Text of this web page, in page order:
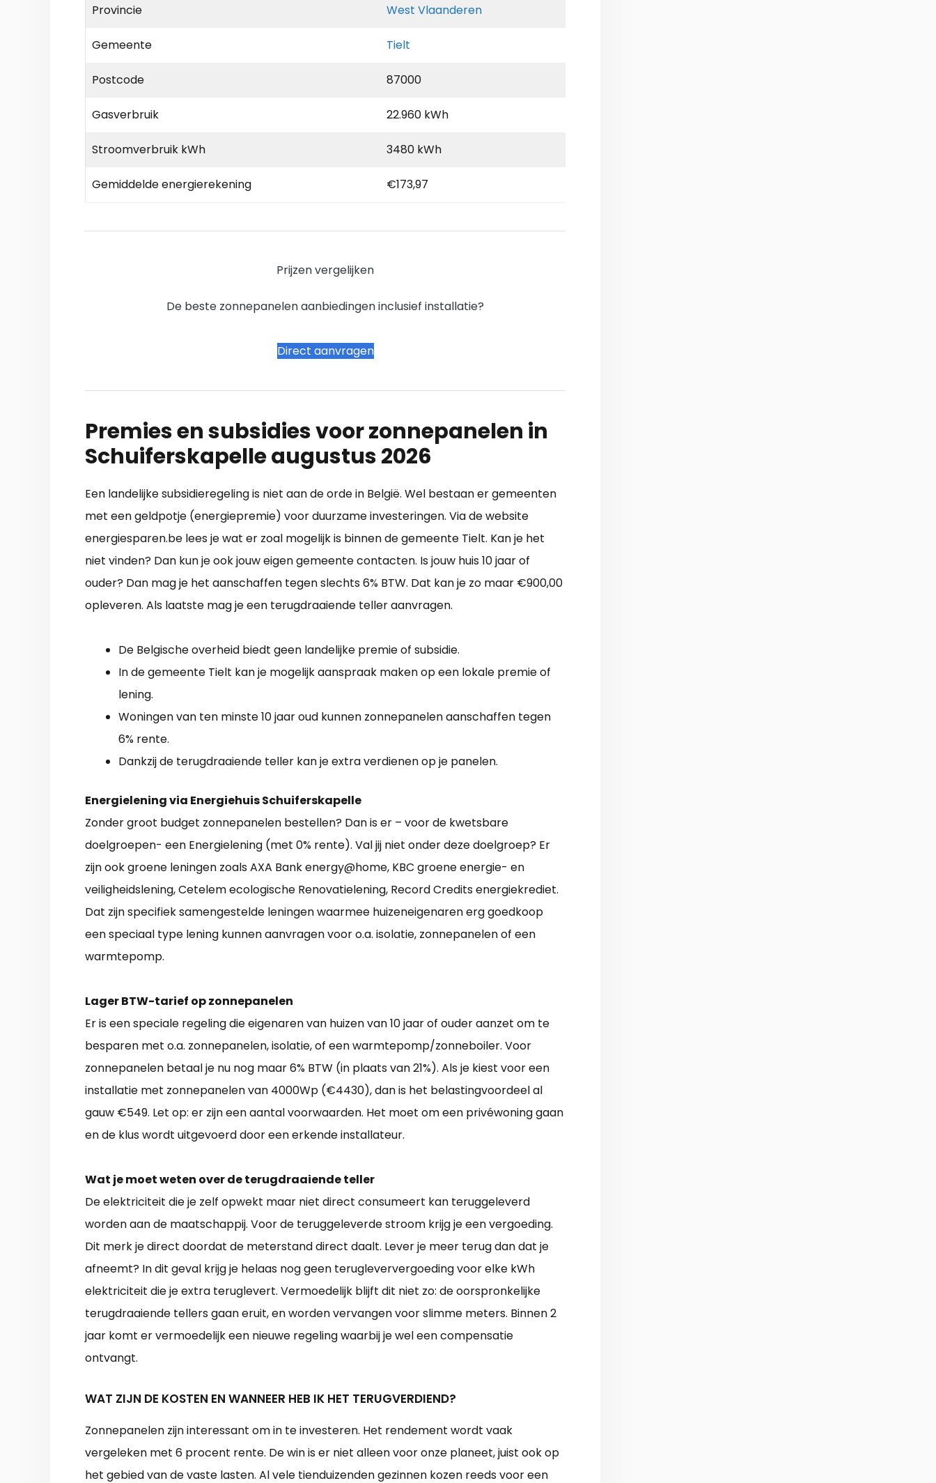
Provincie West Vlaanderen
Gemeente Tielt
Postcode 87000
Gasverbruik 22.960 kWh
Stroomverbruik kWh 3480 kWh
Gemiddelde energierekening €173,97
Prijzen vergelijken
De beste zonnepanelen aanbiedingen inclusief installatie?
Direct aanvragen
Premies en subsidies voor zonnepanelen in
Schuiferskapelle augustus 2026
Een landelijke subsidieregeling is niet aan de orde in België. Wel bestaan er gemeenten
met een geldpotje (energiepremie) voor duurzame investeringen. Via de website
energiesparen.be lees je wat er zoal mogelijk is binnen de gemeente Tielt. Kan je het
niet vinden? Dan kun je ook jouw eigen gemeente contacten. Is jouw huis 10 jaar of
ouder? Dan mag je het aanschaffen tegen slechts 6% BTW. Dat kan je zo maar €900,00
opleveren. Als laatste mag je een terugdraaiende teller aanvragen.
De Belgische overheid biedt geen landelijke premie of subsidie.
In de gemeente Tielt kan je mogelijk aanspraak maken op een lokale premie of
lening.
Woningen van ten minste 10 jaar oud kunnen zonnepanelen aanschaffen tegen
6% rente.
Dankzij de terugdraaiende teller kan je extra verdienen op je panelen.
Energielening via Energiehuis Schuiferskapelle
Zonder groot budget zonnepanelen bestellen? Dan is er – voor de kwetsbare
doelgroepen- een Energielening (met 0% rente). Val jij niet onder deze doelgroep? Er
zijn ook groene leningen zoals AXA Bank energy@home, KBC groene energie- en
veiligheidslening, Cetelem ecologische Renovatielening, Record Credits energiekrediet.
Dat zijn specifiek samengestelde leningen waarmee huizeneigenaren erg goedkoop
een speciaal type lening kunnen aanvragen voor o.a. isolatie, zonnepanelen of een
warmtepomp.
Lager BTW-tarief op zonnepanelen
Er is een speciale regeling die eigenaren van huizen van 10 jaar of ouder aanzet om te
besparen met o.a. zonnepanelen, isolatie, of een warmtepomp/zonneboiler. Voor
zonnepanelen betaal je nu nog maar 6% BTW (in plaats van 21%). Als je kiest voor een
installatie met zonnepanelen van 4000Wp (€4430), dan is het belastingvoordeel al
gauw €549. Let op: er zijn een aantal voorwaarden. Het moet om een privéwoning gaan
en de klus wordt uitgevoerd door een erkende installateur.
Wat je moet weten over de terugdraaiende teller
De elektriciteit die je zelf opwekt maar niet direct consumeert kan teruggeleverd
worden aan de maatschappij. Voor de teruggeleverde stroom krijg je een vergoeding.
Dit merk je direct doordat de meterstand direct daalt. Lever je meer terug dan dat je
afneemt? In dit geval krijg je helaas nog geen terugleververgoeding voor elke kWh
elektriciteit die je extra teruglevert. Vermoedelijk blijft dit niet zo: de oorspronkelijke
terugdraaiende tellers gaan eruit, en worden vervangen voor slimme meters. Binnen 2
jaar komt er vermoedelijk een nieuwe regeling waarbij je wel een compensatie
ontvangt.
WAT ZIJN DE KOSTEN EN WANNEER HEB IK HET TERUGVERDIEND?
Zonnepanelen zijn interessant om in te investeren. Het rendement wordt vaak
vergeleken met 6 procent rente. De win is er niet alleen voor onze planeet, juist ook op
het gebied van de vaste lasten. Al vele tienduizenden gezinnen kozen reeds voor een